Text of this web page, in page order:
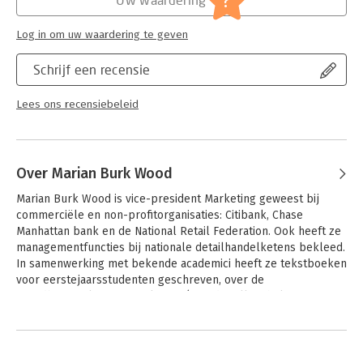
Schrijf een recensie
Lees ons recensiebeleid
Log in om uw waardering te geven
Over Marian Burk Wood
Marian Burk Wood is vice-president Marketing geweest bij
commerciële en non-profitorganisaties: Citibank, Chase
Manhattan bank en de National Retail Federation. Ook heeft ze
managementfuncties bij nationale detailhandelketens bekleed.
In samenwerking met bekende academici heeft ze tekstboeken
voor eerstejaarsstudenten geschreven, over de
Courtland Bovée, Grossmont College) en de grondbeginselen